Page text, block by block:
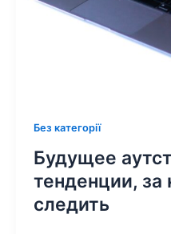
Без категорії
Будущее
тенденции, за
следить